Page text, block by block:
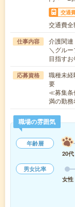
交通
交通費全
仕事内容
介護関連
＼グル
目指す
応募資格
職種未経
要
≪募集条
満の勤
職場の雰囲気
年齢層
20代
男女比率
女性